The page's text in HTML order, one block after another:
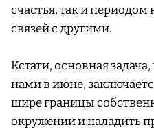
счастья, так и
связей с другими.
Кстати, основная
нами в июне,
шире границы
окружении и наладить